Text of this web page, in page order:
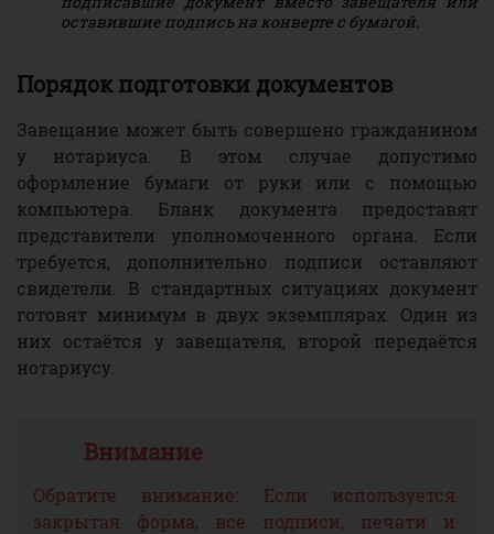
оставившие подпись на конверте с бумагой.
Порядок подготовки документов
Завещание может быть совершено гражданином
у нотариуса. В этом случае допустимо
оформление бумаги от руки или с помощью
компьютера. Бланк документа предоставят
представители уполномоченного органа. Если
требуется, дополнительно подписи оставляют
свидетели. В стандартных ситуациях документ
готовят минимум в двух экземплярах. Один из
них остаётся у завещателя, второй передаётся
нотариусу.
Обратите внимание: Если используется
закрытая форма, все подписи, печати и